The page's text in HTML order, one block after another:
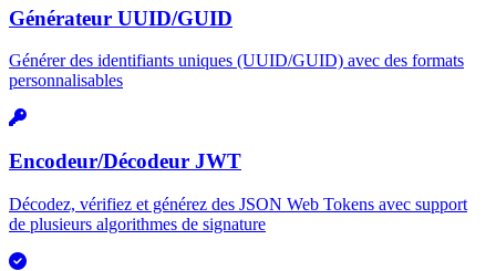
Générateur UUID/GUID
Générer des identifiants uniques (UUID/GUID) avec des formats
personnalisables
Encodeur/Décodeur JWT
Décodez, vérifiez et générez des JSON Web Tokens avec support
de plusieurs algorithmes de signature